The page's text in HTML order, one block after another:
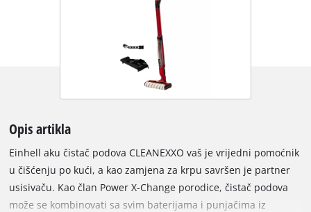
Opis artikla
Einhell aku čistač podova CLEANEXXO vaš je vrijedni pomoćnik
u čišćenju po kući, a kao zamjena za krpu savršen je partner
usisivaču. Kao član Power X-Change porodice, čistač podova
može se kombinovati sa svim baterijama i punjačima iz